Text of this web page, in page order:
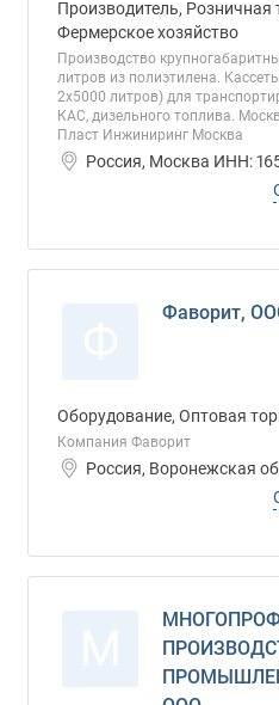
Производитель, Розничная
Фермерское хозяйство
Производство
литров из полиэтилена.
2х5000 литров) для
КАС, дизельного топлива.
Пласт Инжиниринг Москва
Россия, Москва ИНН:
Фаворит,
Оборудование, Оптовая
Компания Фаворит
Россия, Воронежская